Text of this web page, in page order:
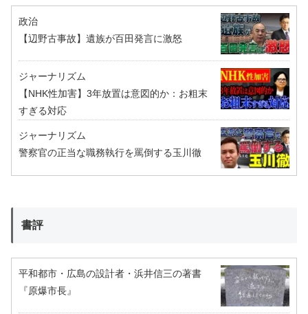
政治
【辺野古事故】遺族が百田発言に激怒
ジャーナリズム
【NHK性加害】3年放置は意図的か：お粗末
すぎる対応
ジャーナリズム
警察官の正当な職務執行を罵倒する玉川徹
書評
平和都市・広島の設計者・浜井信三の著書
『原爆市長』